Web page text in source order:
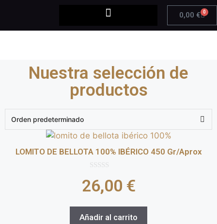
0,00€ 0
Nuestra selección de
productos
LOMITO DE BELLOTA 100% IBÉRICO 450 Gr/Aprox
d
e
26,00 €
Añadir al carrito